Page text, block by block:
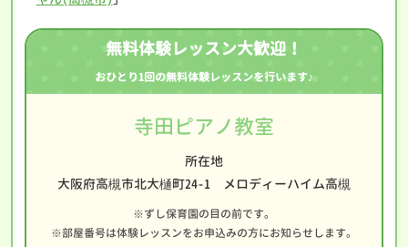
無料体験レッスン大歓迎！
おひとり1回の無料体験レッスンを行います♪
寺田ピアノ教室
所在地
大阪府高槻市北大樋町24-1 メロディーハイム高槻
※ずし保育園の目の前です。
※部屋番号は体験レッスンをお申込みの方にお知らせします。